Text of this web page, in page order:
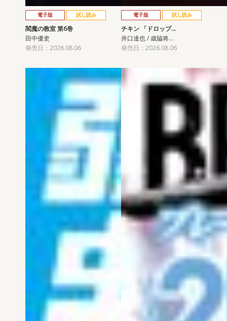
電子版 試し読み
閻魔の教室 第6巻
田中優吏
発売日：2026.08.06
電子版 試し読み
チキン 「ドロップ…
井口達也 / 歳脇将…
発売日：2026.08.06